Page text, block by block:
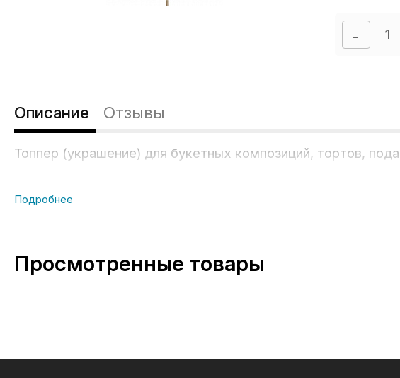
Описание Отзывы
Топпер (украшение) для букетных композиций, тортов,
Просмотренные товары